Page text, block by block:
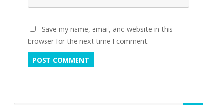
Save my name, email, and website in this
browser for the next time I comment.